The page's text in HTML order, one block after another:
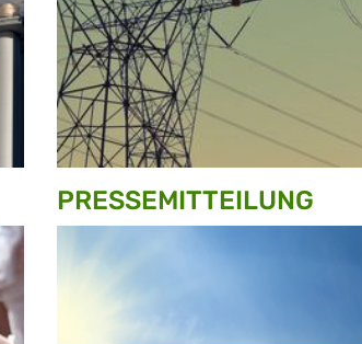
PRESSE­MITTEILUNG